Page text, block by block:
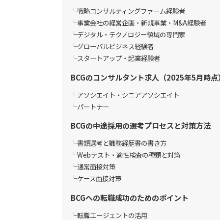
戦略コンサルティングファーム経験者
事業会社の経営企画・新規事業・M&A経験者
デジタル・テクノロジー領域の専門家
グローバルビジネス経験者
スタートアップ・起業経験者
BCGのコンサルタント求人（2025年5月時点
アソシエイト・シニアアソシエイト
パートナー
BCGの中途採用の選考プロセスと対策方法
書類選考と職務経歴書の書き方
Webテスト・適性検査の種類と対策
通常面接対策
ケース面接対策
BCGへの転職成功のためのポイント
転職エージェントの活用